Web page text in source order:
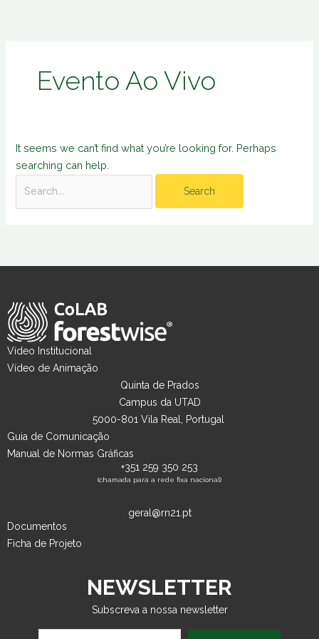
Evento Ao Vivo
It seems we can’t find what you’re looking for. Perhaps
searching can help.
Vídeo Institucional
Vídeo de Animação
Quinta de Prados
Campus da UTAD
5000-801 Vila Real, Portugal
Guia de Comunicação
Manual de Normas Gráficas
+351 259 350 253
(chamada para a rede fixa nacional)
geral@rn21.pt
Documentos
Ficha de Projeto
NEWSLETTER
Subscreva a nossa newsletter